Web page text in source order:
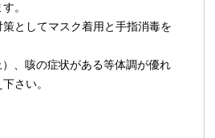
。
としてマスク着用と手指消毒を
、咳の症状がある等体調が優れ
さい。